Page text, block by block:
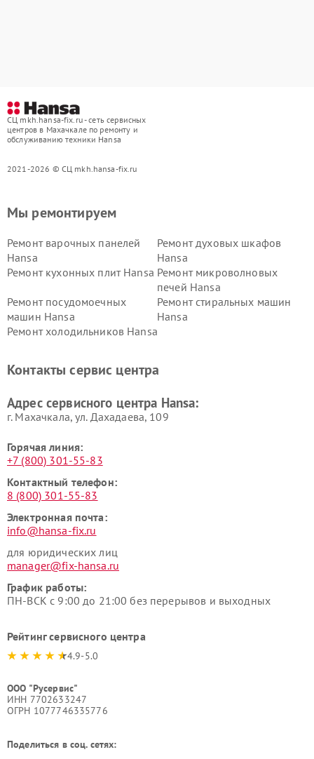
СЦ mkh.hansa-fix.ru - сеть сервисных
центров в Махачкале по ремонту и
обслуживанию техники Hansa
2021-2026 © СЦ mkh.hansa-fix.ru
Мы ремонтируем
Ремонт варочных панелей
Hansa
Ремонт духовых шкафов
Hansa
Ремонт кухонных плит Hansa Ремонт микроволновых
печей Hansa
Ремонт посудомоечных
машин Hansa
Ремонт стиральных машин
Hansa
Ремонт холодильников Hansa
Контакты сервис центра
Адрес сервисного центра Hansa:
г. Махачкала, ул. Дахадаева, 109
Горячая линия:
+7 (800) 301-55-83
Контактный телефон:
8 (800) 301-55-83
Электронная почта:
info@hansa-fix.ru
для юридических лиц
manager@fix-hansa.ru
График работы:
ПН-ВСК с 9:00 до 21:00 без перерывов и выходных
Рейтинг сервисного центра
4.9-5.0
ООО "Русервис"
ИНН 7702633247
ОГРН 1077746335776
Поделиться в соц. сетях: